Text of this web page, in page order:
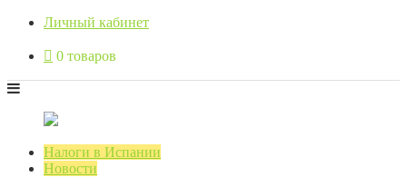
Личный кабинет
0 товаров
Налоги в Испании
Новости